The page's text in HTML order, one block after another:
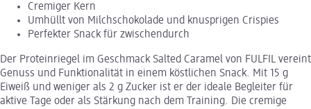
Cremiger Kern
Umhüllt von Milchschokolade und knusprigen Crispies
Perfekter Snack für zwischendurch
Der Proteinriegel im Geschmack Salted Caramel von FULFIL vereint
Genuss und Funktionalität in einem köstlichen Snack. Mit 15 g
Eiweiß und weniger als 2 g Zucker ist er der ideale Begleiter für
aktive Tage oder als Stärkung nach dem Training. Die cremige